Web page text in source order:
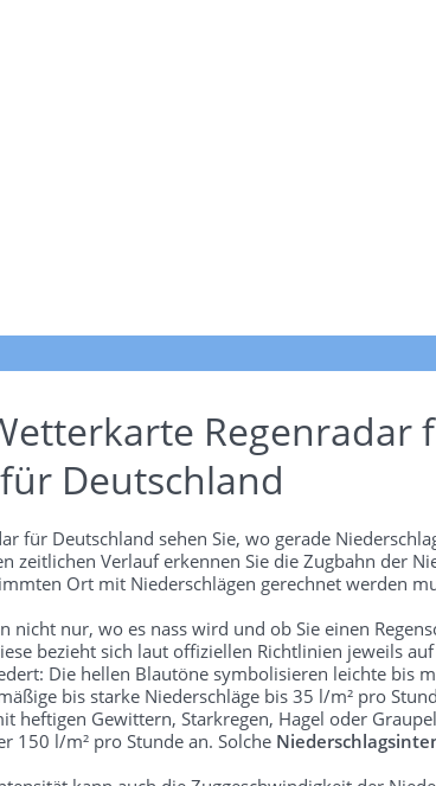
Regenradar
Deutschland
für Deutschland sehen Sie, wo gerade
zeitlichen Verlauf erkennen Sie die Zugbahn der
Ort mit Niederschlägen gerechnet werden
nicht nur, wo es nass wird und ob Sie einen
bezieht sich laut offiziellen Richtlinien jeweils
Die hellen Blautöne symbolisieren leichte bis
bis starke Niederschläge bis 35 l/m² pro
heftigen Gewittern, Starkregen, Hagel oder
150 l/m² pro Stunde an. Solche